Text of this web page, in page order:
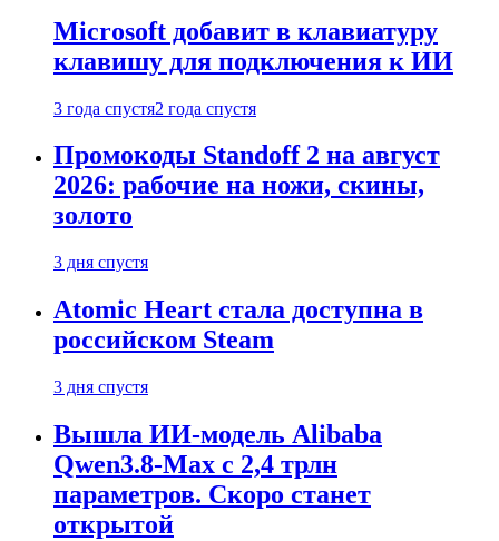
Microsoft добавит в клавиатуру
клавишу для подключения к ИИ
3 года спустя2 года спустя
Промокоды Standoff 2 на август
2026: рабочие на ножи, скины,
золото
3 дня спустя
Atomic Heart стала доступна в
российском Steam
3 дня спустя
Вышла ИИ-модель Alibaba
Qwen3.8-Max с 2,4 трлн
параметров. Скоро станет
открытой